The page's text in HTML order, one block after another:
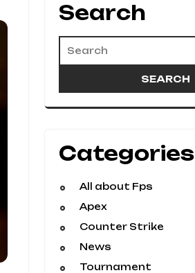
Search
Categories
All about Fps
Apex
Counter Strike
News
Tournament